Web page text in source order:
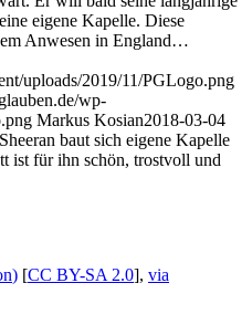
eigene Kapelle. Diese
Anwesen in England…
uploads/2019/11/PGLogo.png
wp-
Markus Kosian2018-03-04
baut sich eigene Kapelle
ist für ihn schön, trostvoll und
) [CC BY-SA 2.0], via